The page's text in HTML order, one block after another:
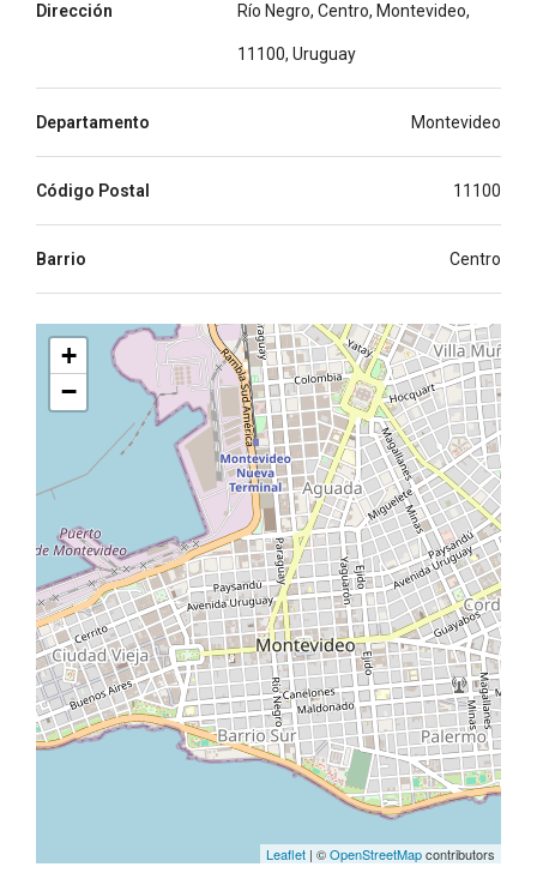
Dirección Río Negro, Centro, Montevideo,
11100, Uruguay
Departamento Montevideo
Código Postal 11100
Barrio Centro
+
−
Leaflet | ©OpenStreetMapcontributors